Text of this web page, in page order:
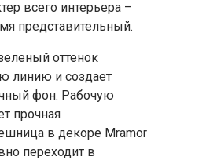
всего интерьера –
представительный.
оттенок
линию и создает
фон. Рабочую
прочная
в декоре Mramor
переходит в